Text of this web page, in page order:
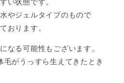
い状態です。
やジェルタイプのもので
おります。
なる可能性もございます。
毛がうっすら生えてきたとき